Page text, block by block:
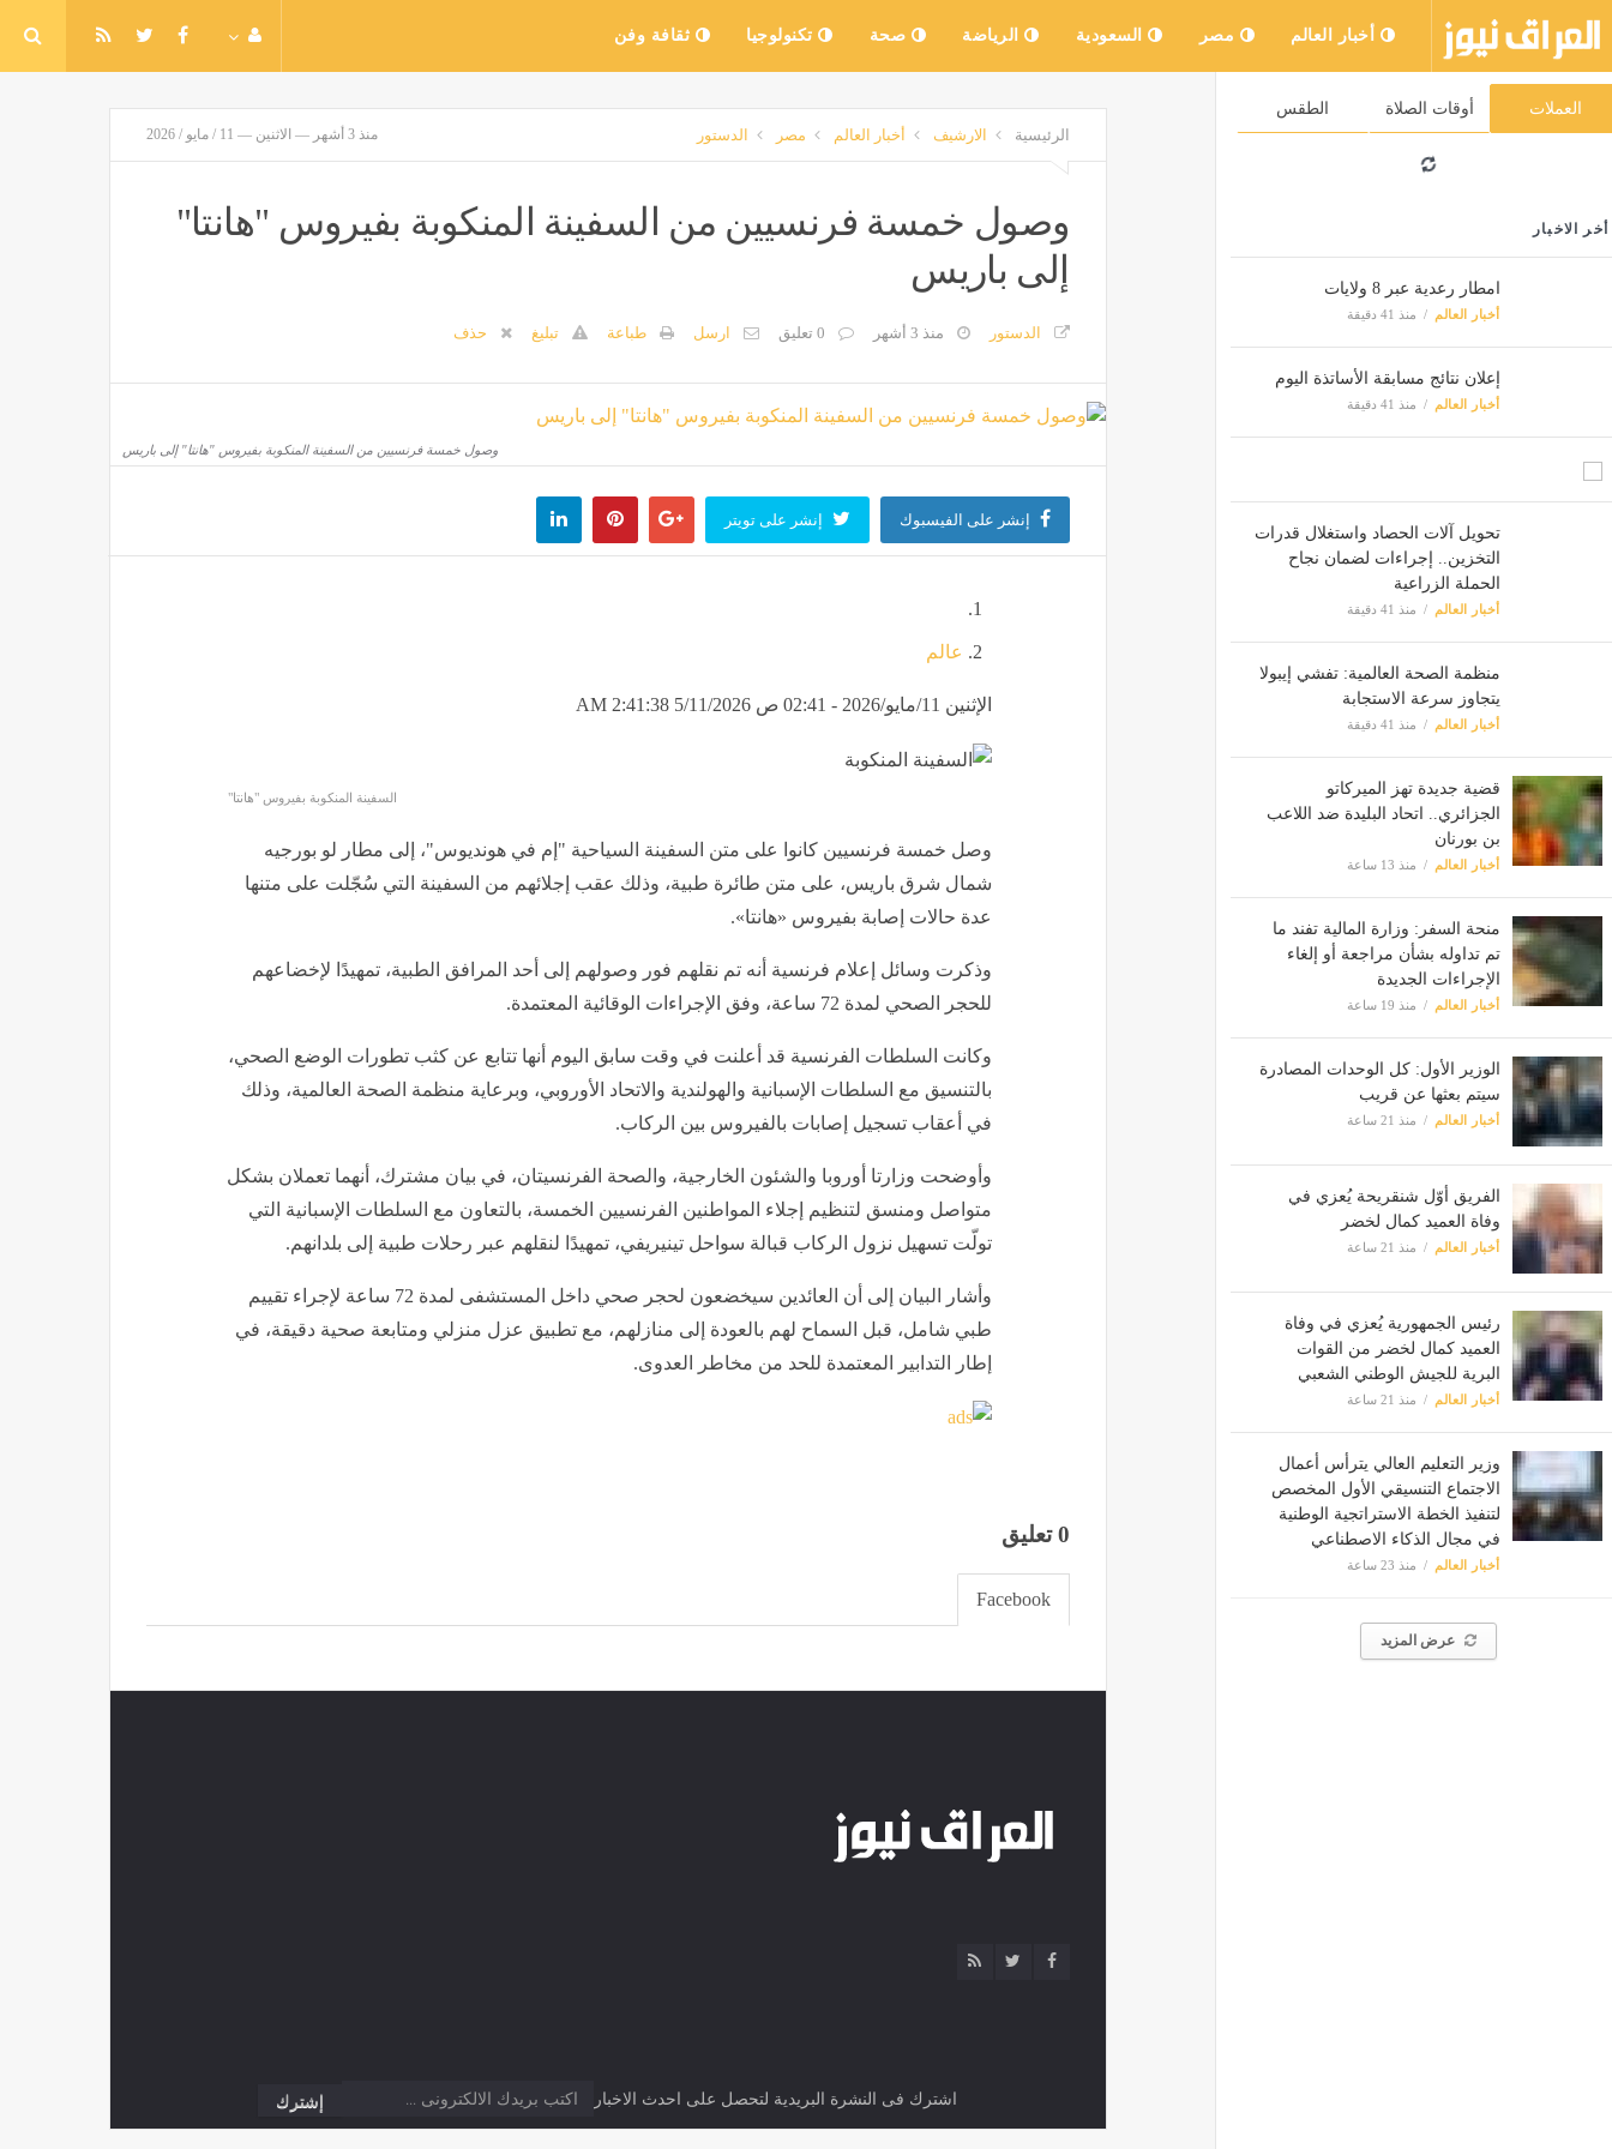
أخبار العالم مصر السعودية الرياضة صحة تكنولوجيا ثقافة وفن
العملات أوقات الصلاة الطقس
أخر الاخبار
امطار رعدية عبر 8 ولايات
أخبار العالم منذ 41 دقيقة
إعلان نتائج مسابقة الأساتذة اليوم
أخبار العالم منذ 41 دقيقة
تحويل آلات الحصاد واستغلال قدرات
التخزين.. إجراءات لضمان نجاح
الحملة الزراعية
أخبار العالم منذ 41 دقيقة
منظمة الصحة العالمية: تفشي إيبولا
يتجاوز سرعة الاستجابة
أخبار العالم منذ 41 دقيقة
قضية جديدة تهز الميركاتو
الجزائري.. اتحاد البليدة ضد اللاعب
بن بورنان
أخبار العالم منذ 13 ساعة
منحة السفر: وزارة المالية تفند ما
تم تداوله بشأن مراجعة أو إلغاء
الإجراءات الجديدة
أخبار العالم منذ 19 ساعة
الوزير الأول: كل الوحدات المصادرة
سيتم بعثها عن قريب
أخبار العالم منذ 21 ساعة
الفريق أوّل شنقريحة يُعزي في
وفاة العميد كمال لخضر
أخبار العالم منذ 21 ساعة
رئيس الجمهورية يُعزي في وفاة
العميد كمال لخضر من القوات
البرية للجيش الوطني الشعبي
أخبار العالم منذ 21 ساعة
وزير التعليم العالي يترأس أعمال
الاجتماع التنسيقي الأول المخصص
لتنفيذ الخطة الاستراتجية الوطنية
في مجال الذكاء الاصطناعي
أخبار العالم منذ 23 ساعة
عرض المزيد
الرئيسية الارشيف أخبار العالم مصر الدستور منذ 3 أشهر — الاثنين — 11 / مايو / 2026
وصول خمسة فرنسيين من السفينة المنكوبة بفيروس "هانتا"
إلى باريس
الدستور منذ 3 أشهر 0 تعليق ارسل طباعة تبليغ حذف
وصول خمسة فرنسيين من السفينة المنكوبة بفيروس "هانتا" إلى باريس
إنشر على الفيسبوك إنشر على تويتر
عالم
الإثنين 11/مايو/2026 - 02:41 ص 5/11/2026 2:41:38 AM
السفينة المنكوبة بفيروس "هانتا"
وصل خمسة فرنسيين كانوا على متن السفينة السياحية "إم في هونديوس"، إلى مطار لو بورجيه
شمال شرق باريس، على متن طائرة طبية، وذلك عقب إجلائهم من السفينة التي سُجّلت على متنها
عدة حالات إصابة بفيروس «هانتا».
وذكرت وسائل إعلام فرنسية أنه تم نقلهم فور وصولهم إلى أحد المرافق الطبية، تمهيدًا لإخضاعهم
للحجر الصحي لمدة 72 ساعة، وفق الإجراءات الوقائية المعتمدة.
وكانت السلطات الفرنسية قد أعلنت في وقت سابق اليوم أنها تتابع عن كثب تطورات الوضع الصحي،
بالتنسيق مع السلطات الإسبانية والهولندية والاتحاد الأوروبي، وبرعاية منظمة الصحة العالمية، وذلك
في أعقاب تسجيل إصابات بالفيروس بين الركاب.
وأوضحت وزارتا أوروبا والشئون الخارجية، والصحة الفرنسيتان، في بيان مشترك، أنهما تعملان بشكل
متواصل ومنسق لتنظيم إجلاء المواطنين الفرنسيين الخمسة، بالتعاون مع السلطات الإسبانية التي
تولّت تسهيل نزول الركاب قبالة سواحل تينيريفي، تمهيدًا لنقلهم عبر رحلات طبية إلى بلدانهم.
وأشار البيان إلى أن العائدين سيخضعون لحجر صحي داخل المستشفى لمدة 72 ساعة لإجراء تقييم
طبي شامل، قبل السماح لهم بالعودة إلى منازلهم، مع تطبيق عزل منزلي ومتابعة صحية دقيقة، في
إطار التدابير المعتمدة للحد من مخاطر العدوى.
0 تعليق
Facebook
اشترك فى النشرة البريدية لتحصل على احدث الاخبار